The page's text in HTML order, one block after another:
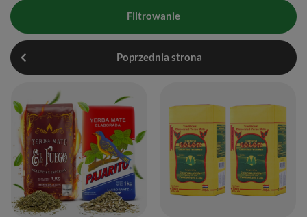
Filtrowanie
Poprzednia strona